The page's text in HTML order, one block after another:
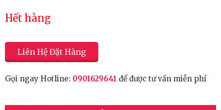
Hết hàng
Liên Hệ Đặt Hàng
Gọi ngay Hotline: 0901629641 để được tư vấn miễn phí